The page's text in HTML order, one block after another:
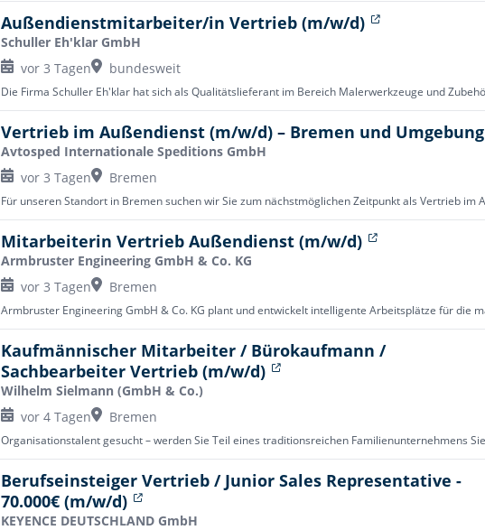
Außendienstmitarbeiter/in Vertrieb (m/w/d)
Schuller Eh'klar GmbH
vor 3 Tagen
bundesweit
Vertrieb im Außendienst (m/w/d) – Bremen und Umgebung
Avtosped Internationale Speditions GmbH
vor 3 Tagen
Bremen
Mitarbeiterin Vertrieb Außendienst (m/w/d)
Armbruster Engineering GmbH & Co. KG
vor 3 Tagen
Bremen
Kaufmännischer Mitarbeiter / Bürokaufmann /
Sachbearbeiter Vertrieb (m/w/d)
Wilhelm Sielmann (GmbH & Co.)
vor 4 Tagen
Bremen
Berufseinsteiger Vertrieb / Junior Sales Representative -
70.000€ (m/w/d)
KEYENCE DEUTSCHLAND GmbH